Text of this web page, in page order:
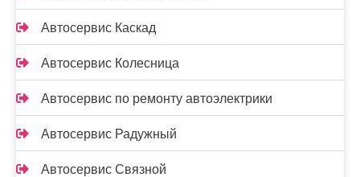
Автосервис Каскад
Автосервис Колесница
Автосервис по ремонту автоэлектрики
Автосервис Радужный
Автосервис Связной